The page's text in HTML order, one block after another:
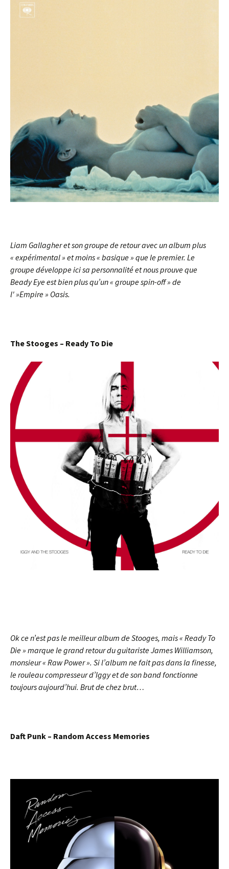
Liam Gallagher et son groupe de retour avec un album plus
« expérimental » et moins « basique » que le premier. Le
groupe développe ici sa personnalité et nous prouve que
Beady Eye est bien plus qu’un « groupe spin-off » de
l' »Empire » Oasis.
The Stooges – Ready To Die
Ok ce n’est pas le meilleur album de Stooges, mais « Ready To
Die » marque le grand retour du guitariste James Williamson,
monsieur « Raw Power ». Si l’album ne fait pas dans la finesse,
le rouleau compresseur d’Iggy et de son band fonctionne
toujours aujourd’hui. Brut de chez brut…
Daft Punk – Random Access Memories